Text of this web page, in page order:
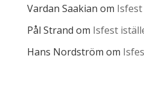
Vardan Saakian om
Pål Strand om Isfest
Hans Nordström om